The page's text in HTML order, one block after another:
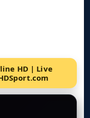
HD | Live